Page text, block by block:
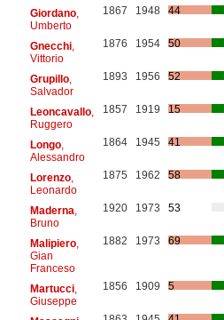
Giordano,
Umberto
1867 1948 44
Gnecchi,
Vittorio
1876 1954 50
Grupillo,
Salvador
1893 1956 52
Leoncavallo,
Ruggero
1857 1919 15
Longo,
Alessandro
1864 1945 41
Lorenzo,
Leonardo
1875 1962 58
Maderna
Bruno
1920 1973 53
Malipiero,
Gian
Franceso
1882 1973 69
Martucci,
Giuseppe
1856 1909 5